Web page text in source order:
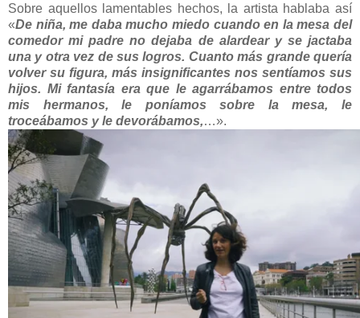
Sobre aquellos lamentables hechos, la artista hablaba así
«De niña, me daba mucho miedo cuando en la mesa del
comedor mi padre no dejaba de alardear y se jactaba
una y otra vez de sus logros. Cuanto más grande quería
volver su figura, más insignificantes nos sentíamos sus
hijos. Mi fantasía era que le agarrábamos entre todos
mis hermanos, le poníamos sobre la mesa, le
troceábamos y le devorábamos,…».